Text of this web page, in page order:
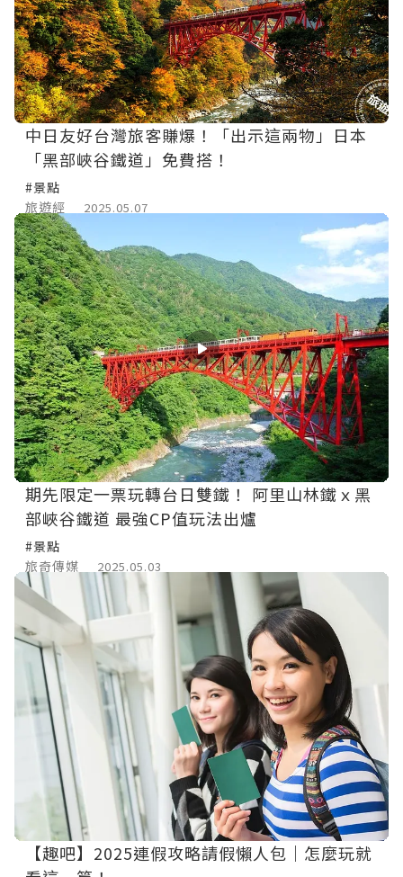
中日友好台灣旅客賺爆！「出示這兩物」日本
「黑部峽谷鐵道」免費搭！
#景點
旅遊經
2025.05.07
期先限定一票玩轉台日雙鐵！ 阿里山林鐵ｘ黑
部峽谷鐵道 最強CP值玩法出爐
#景點
旅奇傳媒
2025.05.03
【趣吧】2025連假攻略請假懶人包｜怎麼玩就